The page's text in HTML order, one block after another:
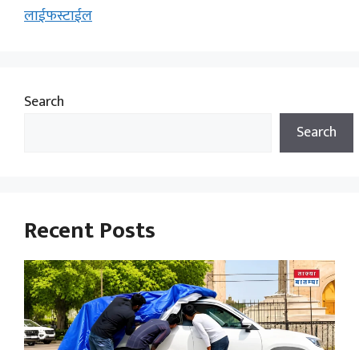
लाईफस्टाईल
Search
Search
Recent Posts